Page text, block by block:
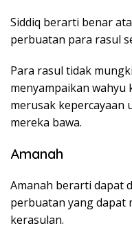
Siddiq berarti benar
perbuatan para rasul
Para rasul tidak
menyampaikan
merusak kepercayaan
mereka bawa.
Amanah
Amanah berarti dapat
perbuatan yang dapat
kerasulan.